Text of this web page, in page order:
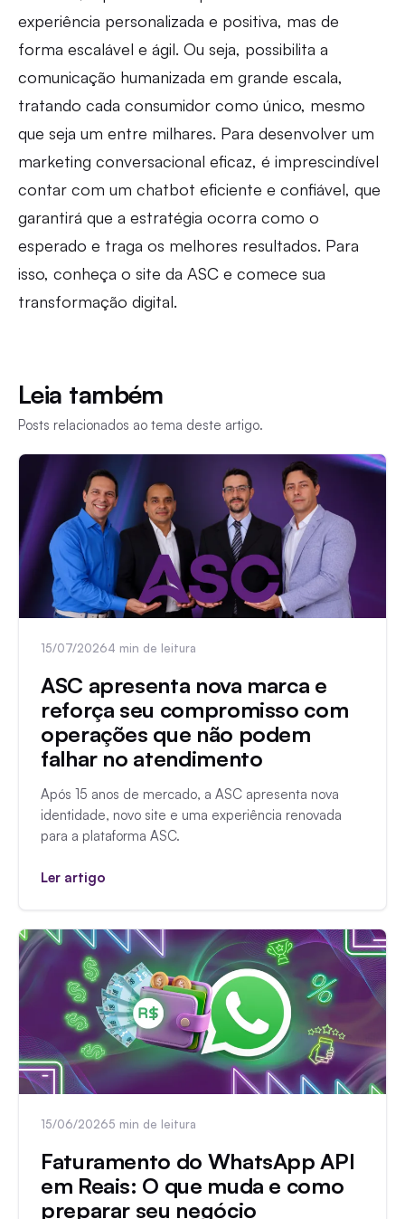
experiência personalizada e positiva, mas de
forma escalável e ágil. Ou seja, possibilita a
comunicação humanizada em grande escala,
tratando cada consumidor como único, mesmo
que seja um entre milhares. Para desenvolver um
marketing conversacional eficaz, é imprescindível
contar com um chatbot eficiente e confiável, que
garantirá que a estratégia ocorra como o
esperado e traga os melhores resultados. Para
isso, conheça o site da ASC e comece sua
transformação digital.
Leia também
Posts relacionados ao tema deste artigo.
15/07/20264 min de leitura
ASC apresenta nova marca e
reforça seu compromisso com
operações que não podem
falhar no atendimento
Após 15 anos de mercado, a ASC apresenta nova
identidade, novo site e uma experiência renovada
para a plataforma ASC.
Ler artigo
15/06/20265 min de leitura
Faturamento do WhatsApp API
em Reais: O que muda e como
preparar seu negócio